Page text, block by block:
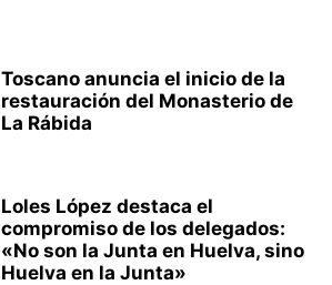
Toscano anuncia el inicio de la
restauración del Monasterio de
La Rábida
Loles López destaca el
compromiso de los delegados:
«No son la Junta en Huelva, sino
Huelva en la Junta»